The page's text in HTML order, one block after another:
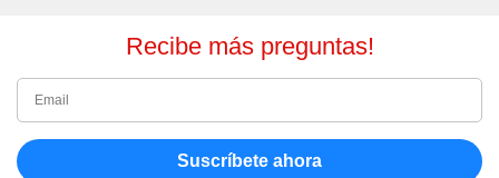
Recibe más preguntas!
Suscríbete ahora